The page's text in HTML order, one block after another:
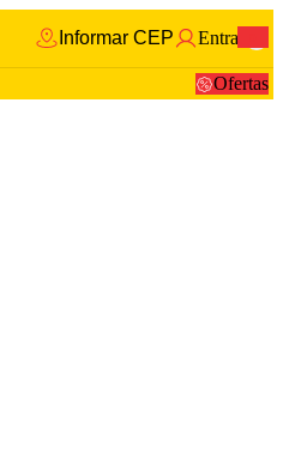
Informar CEP Entrar
Ofertas